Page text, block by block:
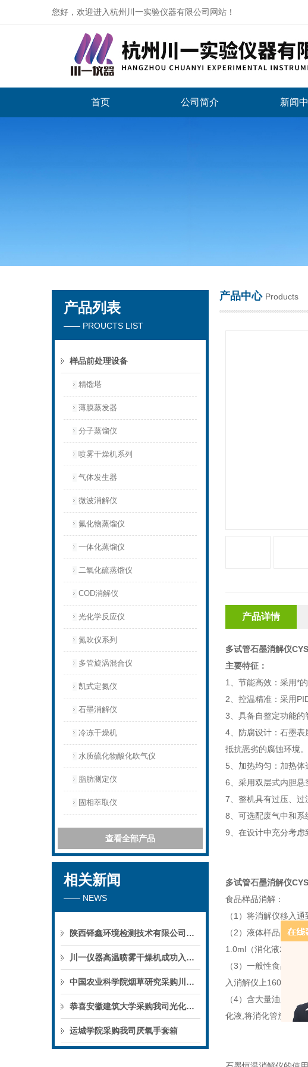
您好，欢迎进入杭州川一实验仪器有限公司网站！
杭州川一实验仪器有限公司
首页 公司简介 新闻
产品列表
—— PROUCTS LIST
样品前处理设备
精馏塔
薄膜蒸发器
分子蒸馏仪
喷雾干燥机系列
气体发生器
微波消解仪
氟化物蒸馏仪
一体化蒸馏仪
二氧化硫蒸馏仪
COD消解仪
光化学反应仪
氮吹仪系列
多管旋涡混合仪
凯式定氮仪
石墨消解仪
冷冻干燥机
水质硫化物酸化吹气仪
脂肪测定仪
固相萃取仪
查看全部产品
相关新闻
—— NEWS
陕西铎鑫环境检测技术有限公司采购我司全自动液液萃取仪
川一仪器高温喷雾干燥机成功入驻鄱阳职业学院，助力职业教育实训平台升级
中国农业科学院烟草研究采购川一仪器喷雾干燥机
恭喜安徽建筑大学采购我司光化学反应仪
运城学院采购我司厌氧手套箱
产品中心 Products
产品详情
多试管石墨消解仪
主要特征：
1、节能高效：采用*
2、控温精准： 采用
3、 具备自整定功能的
4、防腐设计： 石墨表
抵抗恶劣的腐蚀环境。
5、加热均匀：加热
6、 采用双层式内胆悬
7、 整机具有过压、过
8、 可选配废气中和系
9、 在设计中充分考虑
多试管石墨消解仪
食品样品消解：
（1）将消解仪移入
（2）液体样品（如
1.0ml（消化液240℃
（3）一般性食品（
入消解仪上160℃消化
（4）含大量油脂和
化液,将消化管放入消